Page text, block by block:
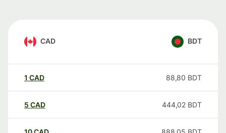
CAD BDT
1 CAD 88,80 BDT
5 CAD 444,02 BDT